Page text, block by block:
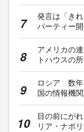
発言は「き
パーティー
アメリカの
トハウスの
ロシア 数年
国の情報機
目の前にが
リア・ナポ